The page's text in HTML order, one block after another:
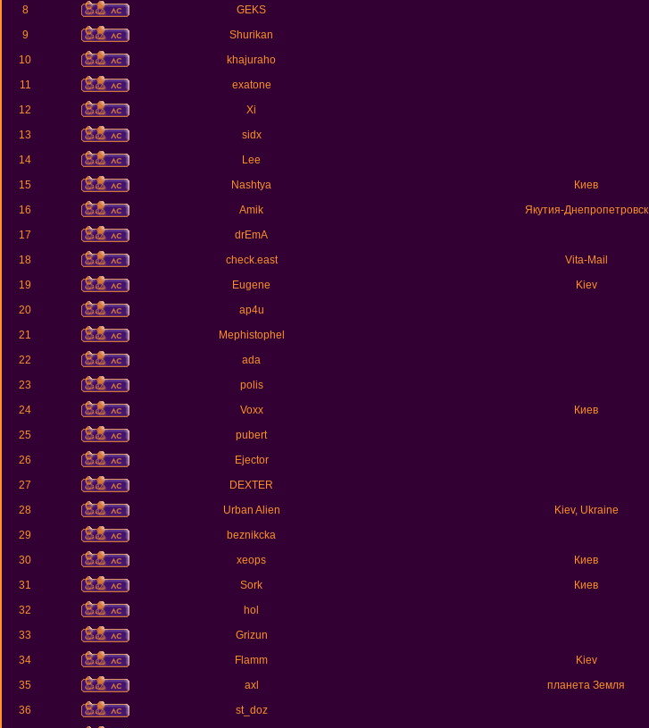
8
GEKS
9
Shurikan
10
khajuraho
11
exatone
12
Xi
13
sidx
14
Lee
15
Nashtya Киев
16
Amik Якутия-Днепропетровск
17
drEmA
18
check.east Vita-Mail
19
Eugene Kiev
20
ap4u
21
Mephistophel
22
ada
23
polis
24
Voxx Киев
25
pubert
26
Ejector
27
DEXTER
28
Urban Alien Kiev, Ukraine
29
beznikcka
30
xeops Киев
31
Sork Киев
32
hol
33
Grizun
34
Flamm Kiev
35
axl планета Земля
36
st_doz